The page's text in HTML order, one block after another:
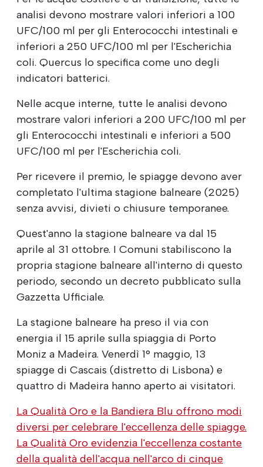
analisi devono mostrare valori inferiori a 100
UFC/100 ml per gli Enterococchi intestinali e
inferiori a 250 UFC/100 ml per l'Escherichia
coli. Quercus lo specifica come uno degli
indicatori batterici.
Nelle acque interne, tutte le analisi devono
mostrare valori inferiori a 200 UFC/100 ml per
gli Enterococchi intestinali e inferiori a 500
UFC/100 ml per l'Escherichia coli.
Per ricevere il premio, le spiagge devono aver
completato l'ultima stagione balneare (2025)
senza avvisi, divieti o chiusure temporanee.
Quest'anno la stagione balneare va dal 15
aprile al 31 ottobre. I Comuni stabiliscono la
propria stagione balneare all'interno di questo
periodo, secondo un decreto pubblicato sulla
Gazzetta Ufficiale.
La stagione balneare ha preso il via con
energia il 15 aprile sulla spiaggia di Porto
Moniz a Madeira. Venerdì 1° maggio, 13
spiagge di Cascais (distretto di Lisbona) e
quattro di Madeira hanno aperto ai visitatori.
La Qualità Oro e la Bandiera Blu offrono modi
diversi per celebrare l'eccellenza delle spiagge.
La Qualità Oro evidenzia l'eccellenza costante
della qualità dell'acqua nell'arco di cinque